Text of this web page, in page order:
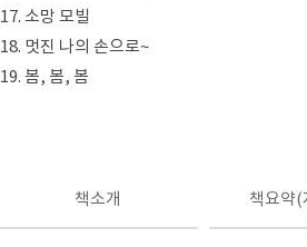
17. 소망 모빌
18. 멋진 나의 손으로~
19. 봄, 봄, 봄
책소개 책요약(